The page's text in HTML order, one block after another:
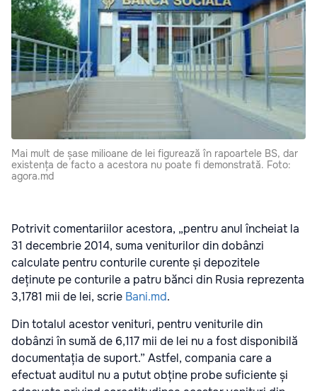
Mai mult de șase milioane de lei figurează în rapoartele BS, dar
existența de facto a acestora nu poate fi demonstrată. Foto:
agora.md
Potrivit comentariilor acestora, „pentru anul încheiat la
31 decembrie 2014, suma veniturilor din dobânzi
calculate pentru conturile curente și depozitele
deținute pe conturile a patru bănci din Rusia reprezenta
3,1781 mii de lei, scrie Bani.md.
Din totalul acestor venituri, pentru veniturile din
dobânzi în sumă de 6,117 mii de lei nu a fost disponibilă
documentația de suport.” Astfel, compania care a
efectuat auditul nu a putut obține probe suficiente și